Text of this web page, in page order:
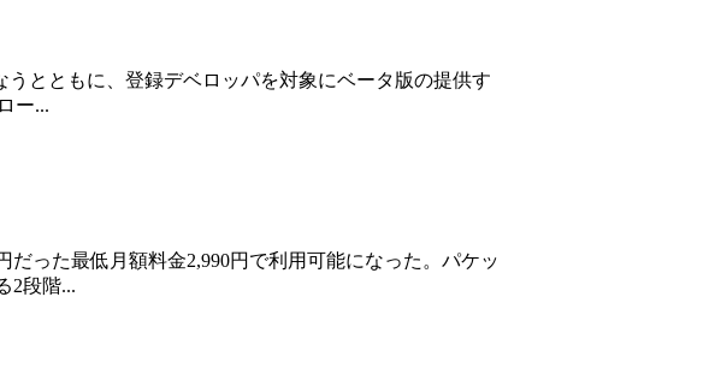
うとともに、登録デベロッパを対象にベータ版の提供す
ー...
った最低月額料金2,990円で利用可能になった。パケッ
2段階...